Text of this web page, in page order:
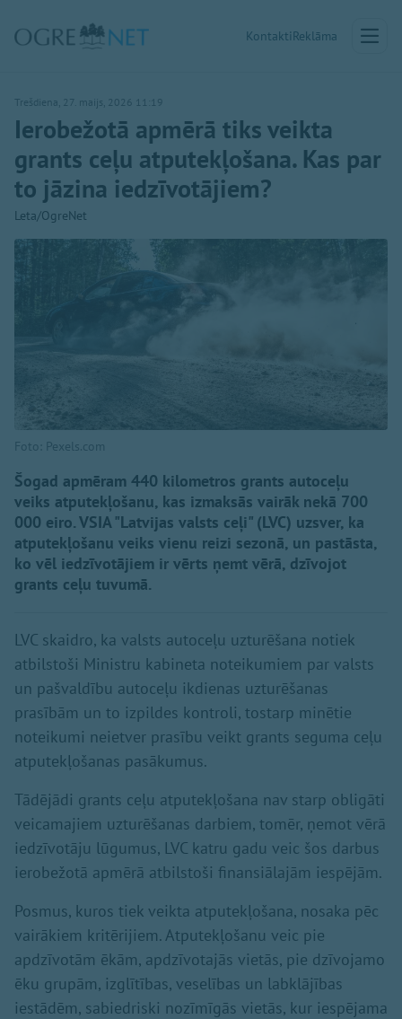
KontaktiReklāma
Trešdiena, 27. maijs, 2026 11:19
Ierobežotā apmērā tiks veikta
grants ceļu atputekļošana. Kas par
to jāzina iedzīvotājiem?
Leta/OgreNet
Foto: Pexels.com
Šogad apmēram 440 kilometros grants autoceļu
veiks atputekļošanu, kas izmaksās vairāk nekā 700
000 eiro. VSIA "Latvijas valsts ceļi" (LVC) uzsver, ka
atputekļošanu veiks vienu reizi sezonā, un pastāsta,
ko vēl iedzīvotājiem ir vērts ņemt vērā, dzīvojot
grants ceļu tuvumā.
LVC skaidro, ka valsts autoceļu uzturēšana notiek
atbilstoši Ministru kabineta noteikumiem par valsts
un pašvaldību autoceļu ikdienas uzturēšanas
prasībām un to izpildes kontroli, tostarp minētie
noteikumi neietver prasību veikt grants seguma ceļu
atputekļošanas pasākumus.
Tādējādi grants ceļu atputekļošana nav starp obligāti
veicamajiem uzturēšanas darbiem, tomēr, ņemot vērā
iedzīvotāju lūgumus, LVC katru gadu veic šos darbus
ierobežotā apmērā atbilstoši finansiālajām iespējām.
Posmus, kuros tiek veikta atputekļošana, nosaka pēc
vairākiem kritērijiem. Atputekļošanu veic pie
apdzīvotām ēkām, apdzīvotajās vietās, pie dzīvojamo
ēku grupām, izglītības, veselības un labklājības
iestādēm, sabiedriski nozīmīgās vietās, kur iespējama